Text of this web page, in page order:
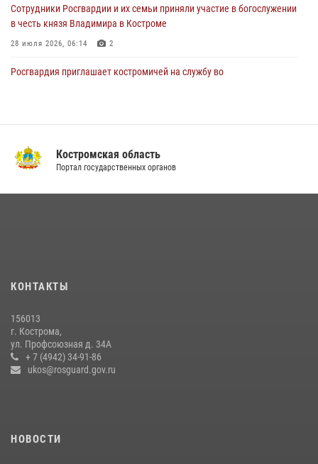
Cотрудники Росгвардии и их семьи приняли участие в богослужении
в честь князя Владимира в Костроме
28 июля 2026, 06:14 2
Росгвардия приглашает костромичей на службу во
посвященные 108-й годовщине со дня рождения генерала армии
Ивана Кирилловича Яковлева
Росгвардейцы знакомят костромичей со службой в ведомстве
31 июля 2026, 06:48 1
Костромская область
Портал государственных органов
КОНТАКТЫ
156013
г. Кострома,
ул. Профсоюзная д. 34А
+ 7 (4942) 34-91-86
ukos@rosguard.gov.ru
НОВОСТИ